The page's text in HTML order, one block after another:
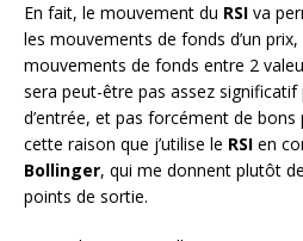
En fait, le mouvement du RSI va
les mouvements de fonds d’un
mouvements de fonds entre 2
sera peut-être pas assez
d’entrée, et pas forcément de bons
cette raison que j’utilise le RSI en
Bollinger, qui me donnent plutôt
points de sortie.